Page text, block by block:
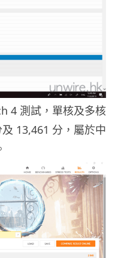
4 測試，單核及多核
13,461 分，屬於中